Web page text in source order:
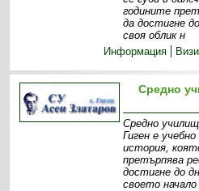
годините
да достигне
своя облик н
Информация
Средно
Средно
Гиген е
история,
претърпява
достигне до
своето